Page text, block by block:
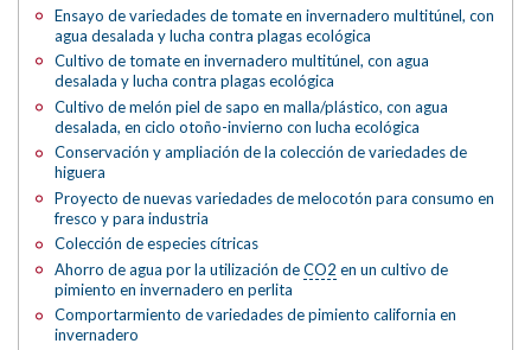
Ensayo de variedades de tomate en invernadero multitúnel, con
agua desalada y lucha contra plagas ecológica
Cultivo de tomate en invernadero multitúnel, con agua
desalada y lucha contra plagas ecológica
Cultivo de melón piel de sapo en malla/plástico, con agua
desalada, en ciclo otoño-invierno con lucha ecológica
Conservación y ampliación de la colección de variedades de
higuera
Proyecto de nuevas variedades de melocotón para consumo en
fresco y para industria
Colección de especies cítricas
Ahorro de agua por la utilización deCO2 en un cultivo de
pimiento en invernadero en perlita
Comportarmiento de variedades de pimiento california en
invernadero